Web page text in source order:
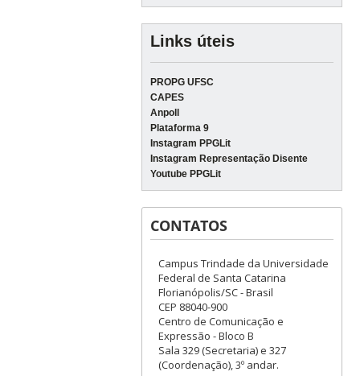
Links úteis
PROPG UFSC
CAPES
Anpoll
Plataforma 9
Instagram PPGLit
Instagram Representação Disente
Youtube PPGLit
CONTATOS
Campus Trindade da Universidade
Federal de Santa Catarina
Florianópolis/SC - Brasil
CEP 88040-900
Centro de Comunicação e
Expressão - Bloco B
Sala 329 (Secretaria) e 327
(Coordenação), 3º andar.